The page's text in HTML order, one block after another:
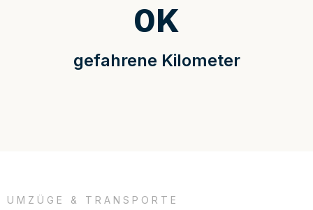
gefahrene Kilometer
0K
UMZÜGE & TRANSPORTE